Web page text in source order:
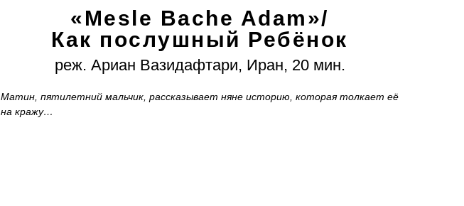
«Mesle Bache Adam»/
Как послушный Ребёнок
реж. Ариан Вазидафтари, Иран, 20 мин.
Матин, пятилетний мальчик, рассказывает няне историю, которая толкает её
на кражу…